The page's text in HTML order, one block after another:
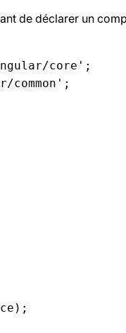
de déclarer un
core';
common';